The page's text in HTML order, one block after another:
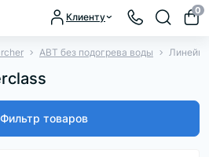
Клиенту
0
АВТ без подогрева воды
Фильтр товаров